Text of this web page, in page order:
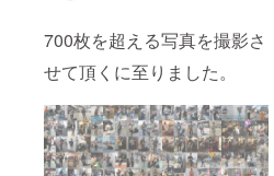
700枚を超える写真を撮影さ
せて頂くに至りました。